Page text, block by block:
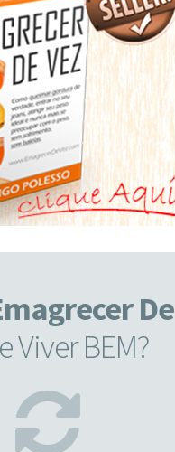
De
Viver BEM?